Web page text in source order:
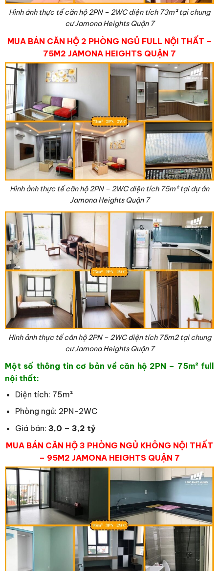
Hình ảnh thực tế căn hộ 2PN – 2WC diện tích 73m²tại chung
cư Jamona Heights Quận 7
MUA BÁN CĂN HỘ 2 PHÒNG NGỦ FULL NỘI THẤT –
75M2 JAMONA HEIGHTS QUẬN 7
Hình ảnh thực tế căn hộ 2PN – 2WC diện tích 75m²tại dự án
Jamona Heights Quận 7
Hình ảnh thực tế căn hộ 2PN – 2WC diện tích 75m2 tại chung
cư Jamona Heights Quận 7
Một số thông tin cơ bản về căn hộ 2PN – 75m² full
nội thất:
Diện tích: 75m²
Phòng ngủ: 2PN-2WC
Giá bán: 3,0 – 3,2 tỷ
MUA BÁN CĂN HỘ 3 PHÒNG NGỦ KHÔNG NỘI THẤT
– 95M2 JAMONA HEIGHTS QUẬN 7